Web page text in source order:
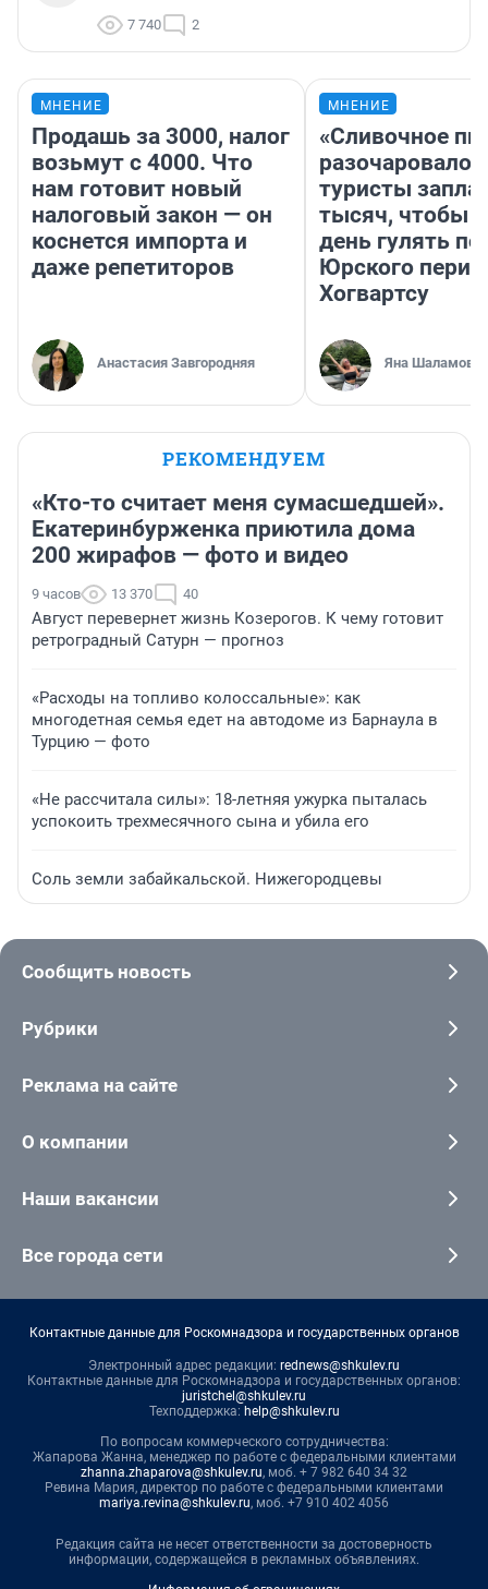
7 740 2
МНЕНИЕ
Продашь за 3000, налог
возьмут с 4000. Что
нам готовит новый
налоговый закон — он
коснется импорта и
даже репетиторов
Анастасия Завгородняя
МНЕНИЕ
«Сливочное
разочаровало»:
туристы
тысяч, чтобы
день гулять по
Юрского
Хогвартсу
Яна Шаламова
РЕКОМЕНДУЕМ
«Кто-то считает меня сумасшедшей».
Екатеринбурженка приютила дома
200 жирафов — фото и видео
9 часов 13 370 40
Август перевернет жизнь Козерогов. К чему готовит
ретроградный Сатурн — прогноз
«Расходы на топливо колоссальные»: как
многодетная семья едет на автодоме из Барнаула в
Турцию — фото
«Не рассчитала силы»: 18-летняя ужурка пыталась
успокоить трехмесячного сына и убила его
Соль земли забайкальской. Нижегородцевы
Сообщить новость
Рубрики
Реклама на сайте
О компании
Наши вакансии
Все города сети
Контактные данные для Роскомнадзора и государственных органов
Электронный адрес редакции: rednews@shkulev.ru
Контактные данные для Роскомнадзора и государственных органов:
juristchel@shkulev.ru
Техподдержка: help@shkulev.ru
По вопросам коммерческого сотрудничества:
Жапарова Жанна, менеджер по работе с федеральными клиентами
zhanna.zhaparova@shkulev.ru, моб. + 7 982 640 34 32
Ревина Мария, директор по работе с федеральными клиентами
mariya.revina@shkulev.ru, моб. +7 910 402 4056
Редакция сайта не несет ответственности за достоверность
информации, содержащейся в рекламных объявлениях.